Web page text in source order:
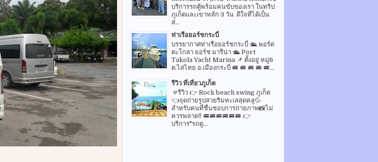
บริการรถตู้พร้อมคนขับของเรา ในทริป
ภูเก็ตและเขาหลัก 3 วัน ดีใจที่ได้เป็น
ส่...
ท่าเรือยอร์ชกระบี่
บรรยากาศท่าเรือยอร์ชกระบี่ 🛳 พอร์ต
ตะโกลา ยอร์ช มารีน่า 🛳 Port
Takola Yacht Marina 📌 ตั้งอยู่ หมู่6
ต.ไสไทย อ.เมืองกระบี่ 🚐 🚐 🚐 🚐 🚐...
รีวิว ที่เที่ยวภูเก็ต
#รีวิว 👉 Rock beach swing ภูเก็ต
👈จุดถ่ายรูปสวยริมทะเลสุดคลู💦
สำหรับคนที่ชื่นชอบการถ่ายภาพ📸ไม่
ควรพลาด‼️ 🚐🚐🚐🚐🚐🚐 👉
บริการ"รถตู...